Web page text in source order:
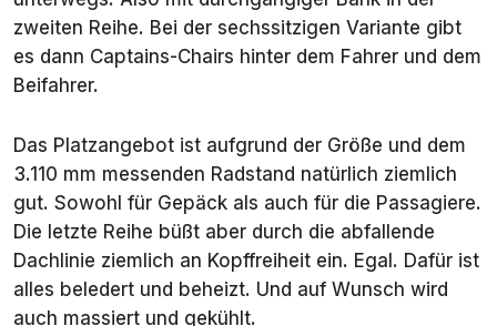
zweiten Reihe. Bei der sechssitzigen Variante gibt
es dann Captains-Chairs hinter dem Fahrer und dem
Beifahrer.
Das Platzangebot ist aufgrund der Größe und dem
3.110 mm messenden Radstand natürlich ziemlich
gut. Sowohl für Gepäck als auch für die Passagiere.
Die letzte Reihe büßt aber durch die abfallende
Dachlinie ziemlich an Kopffreiheit ein. Egal. Dafür ist
alles beledert und beheizt. Und auf Wunsch wird
auch massiert und gekühlt.